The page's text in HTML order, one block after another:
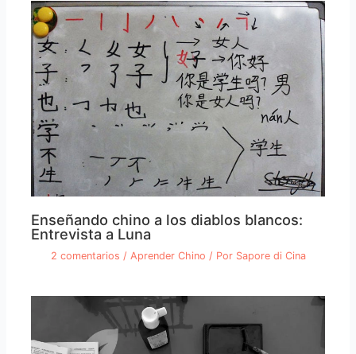
Enseñando chino a los diablos blancos:
Entrevista a Luna
2 comentarios / Aprender Chino / Por Sapore di Cina